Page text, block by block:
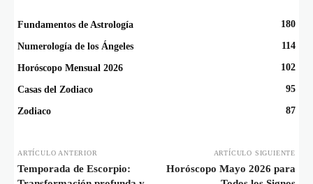
Fundamentos de Astrología 180
Numerología de los Ángeles 114
Horóscopo Mensual 2026 102
Casas del Zodiaco 95
Zodiaco 87
ARTÍCULO ANTERIOR
Temporada de Escorpio:
ARTÍCULO SIGUIENTE
Horóscopo Mayo 2026 para